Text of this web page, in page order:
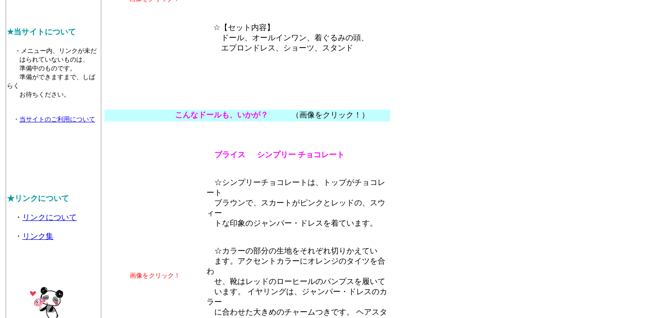
☆【セット内容】
ドール、オールインワン、着ぐるみの頭、
エプロンドレス、ショーツ、スタンド
こんなドールも、いかが？ （画像をクリック！）
ブライス シンプリー チョコレート
☆シンプリーチョコレートは、トップがチョコレ
ート
ブラウンで、スカートがピンクとレッドの、スウ
ィー
トな印象のジャンパー・ドレスを着ています。
☆カラーの部分の生地をそれぞれ切りかえてい
ます。アクセントカラーにオレンジのタイツを合
わ
せ、靴はレッドのローヒールのパンプスを履いて
います。 イヤリングは、ジャンパー・ドレスのカ
ラー
に合わせた大きめのチャームつきです。 ヘアスタ
画像をクリック！
★当サイトについて
・メニュー内、リンクが未だ
はられていないものは、
準備中のものです。
準備ができますまで、しば
らく
お待ちください。
・ 当サイトのご利用について
★リンクについて
・ リンクについて
・ リンク集